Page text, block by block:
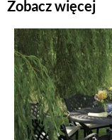
Zobacz więcej